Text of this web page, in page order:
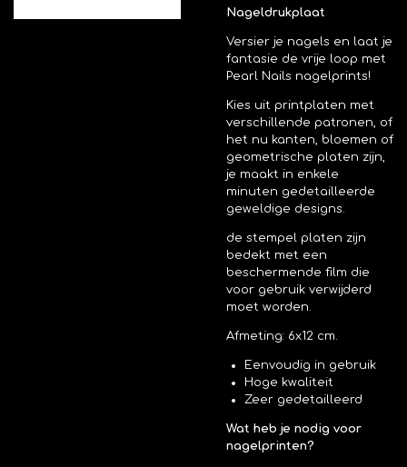
Nageldrukplaat
Versier je nagels en laat je
fantasie de vrije loop met
Pearl Nails nagelprints!
Kies uit printplaten met
verschillende patronen, of
het nu kanten, bloemen of
geometrische platen zijn,
je maakt in enkele
minuten gedetailleerde
geweldige designs.
de stempel platen zijn
bedekt met een
beschermende film die
voor gebruik verwijderd
moet worden.
Afmeting: 6x12 cm.
Eenvoudig in gebruik
Hoge kwaliteit
Zeer gedetailleerd
Wat heb je nodig voor
nagelprinten?